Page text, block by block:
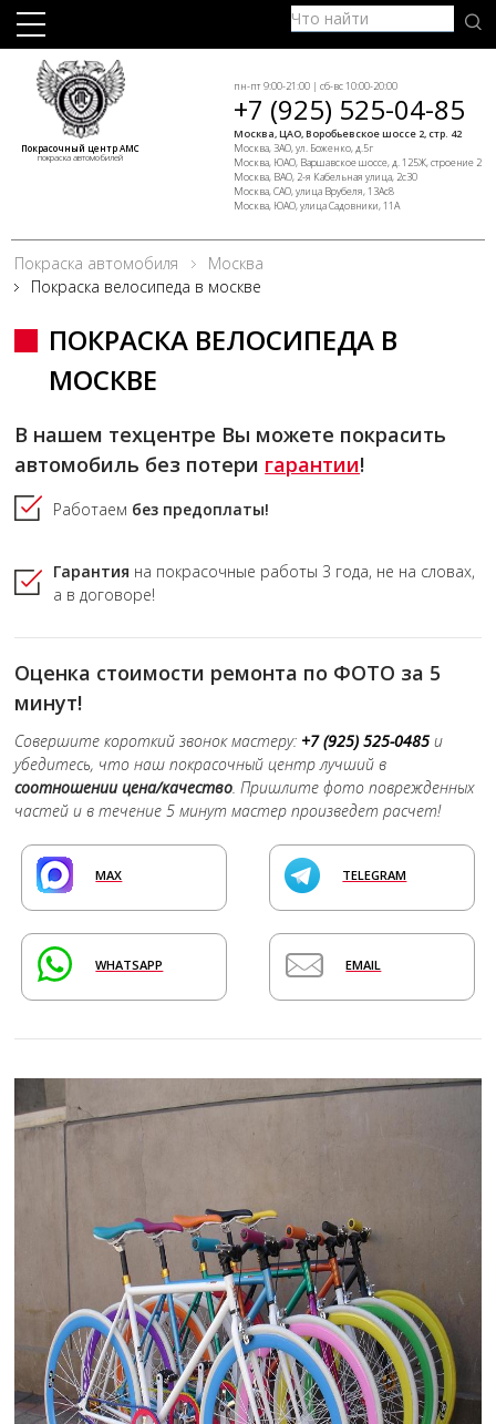
Покрасочный центр АМС
покраска автомобилей
пн-пт 9:00-21:00 | сб-вс 10:00-20:00
+7 (925) 525-04-85
Москва, ЦАО, Воробьевское шоссе 2, стр. 42
Москва, ЗАО, ул. Боженко, д.5г
Москва, ЮАО, Варшавское шоссе, д. 125Ж, строение 2
Москва, ВАО, 2-я Кабельная улица, 2с30
Москва, САО, улица Врубеля, 13Ас8
Москва, ЮАО, улица Садовники, 11А
Покраска автомобиля
Москва
Покраска велосипеда в москве
ПОКРАСКА ВЕЛОСИПЕДА В
МОСКВЕ
В нашем техцентре Вы можете покрасить
автомобиль без потери гарантии!
Работаем без предоплаты!
Гарантия на покрасочные работы 3 года, не на словах,
а в договоре!
Оценка стоимости ремонта по ФОТО за 5
минут!
Совершите короткий звонок мастеру: +7 (925) 525-0485 и
убедитесь, что наш покрасочный центр лучший в
соотношении цена/качество. Пришлите фото поврежденных
частей и в течение 5 минут мастер произведет расчет!
MAX TELEGRAM
WHATSAPP EMAIL